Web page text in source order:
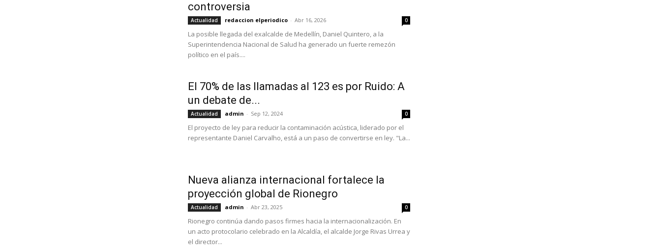
controversia
Actualidad redaccion elperiodico - Abr 16, 2026 0
La posible llegada del exalcalde de Medellín, Daniel Quintero, a la
Superintendencia Nacional de Salud ha generado un fuerte remezón
político en el país....
El 70% de las llamadas al 123 es por Ruido: A
un debate de...
Actualidad admin - Sep 12, 2024 0
El proyecto de ley para reducir la contaminación acústica, liderado por el
representante Daniel Carvalho, está a un paso de convertirse en ley. "La...
Nueva alianza internacional fortalece la
proyección global de Rionegro
Actualidad admin - Abr 23, 2025 0
Rionegro continúa dando pasos firmes hacia la internacionalización. En
un acto protocolario celebrado en la Alcaldía, el alcalde Jorge Rivas Urrea y
el director...